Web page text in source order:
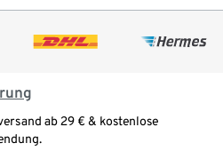
ab 29 € & kostenlose